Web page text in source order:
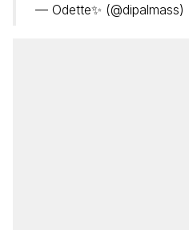
— Odette✨ (@dipalmass)